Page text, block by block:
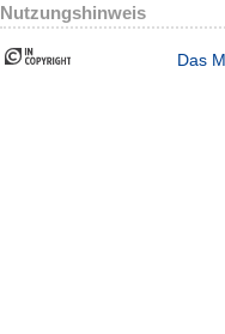
Nutzungshinweis
Das